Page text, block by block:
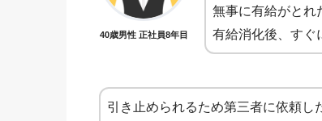
40歳男性 正社員8年目
無事に有給がとれ
有給消化後、すぐ
引き止められるため第三者に依頼